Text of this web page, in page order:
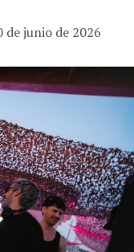
de junio de 2026